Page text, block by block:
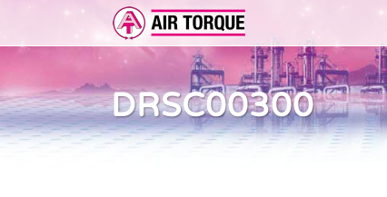
DOKUMENTATION
ERWEITERUNGEN
DRSC00300